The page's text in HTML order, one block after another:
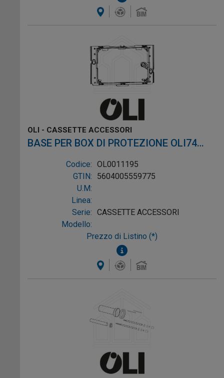
OLI - CASSETTE ACCESSORI
BASE PER BOX DI PROTEZIONE OLI74
PLUS/EXPERT EVO
Codice: OL0011195
GTIN:
5604005559775
U.M:
Linea:
Serie: CASSETTE ACCESSORI
Modello:
Prezzo di Listino (*)